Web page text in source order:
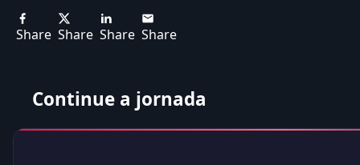
Share Share Share Share
Continue a jornada